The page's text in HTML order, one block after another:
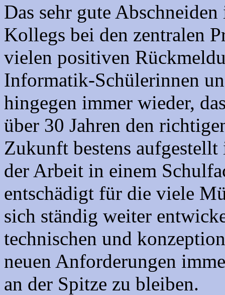
Das sehr gute
Kollegs bei den zentralen
vielen positiven
Informatik-Schülerinnen
hingegen immer wieder,
über 30 Jahren den
Zukunft bestens
der Arbeit in einem
entschädigt für die viele
sich ständig weiter
technischen und
neuen Anforderungen
an der Spitze zu bleiben.